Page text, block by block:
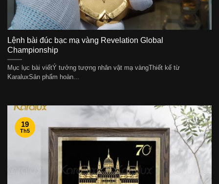
Lệnh bài đúc bạc mạ vàng Revelation Global
Championship
Mục lục bài viếtÝ tưởng tượng nhân vật mạ vàngThiết kế từ
KaraluxSản phẩm hoàn...
19
Th5